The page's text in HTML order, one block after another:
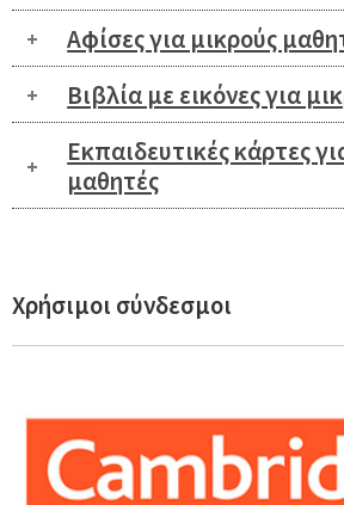
Αφίσες για μικρούς
Βιβλία με εικόνες για
Εκπαιδευτικές κάρτες
μαθητές
Χρήσιμοι σύνδεσμοι